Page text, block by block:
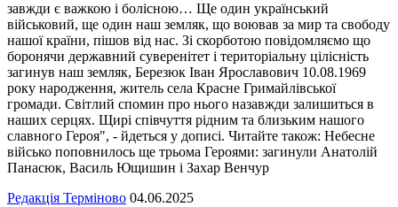
завжди є важкою і болісною… Ще один український
військовий, ще один наш земляк, що воював за мир та свободу
нашої країни, пішов від нас. Зі скорботою повідомляємо що
боронячи державний суверенітет і територіальну цілісність
загинув наш земляк, Березюк Іван Ярославович 10.08.1969
року народження, житель села Красне Гримайлівської
громади. Світлий спомин про нього назавжди залишиться в
наших серцях. Щирі співчуття рідним та близьким нашого
славного Героя", - йдеться у дописі. Читайте також: Небесне
військо поповнилось ще трьома Героями: загинули Анатолій
Панасюк, Василь Ющишин і Захар Венчур
Редакція Терміново 04.06.2025